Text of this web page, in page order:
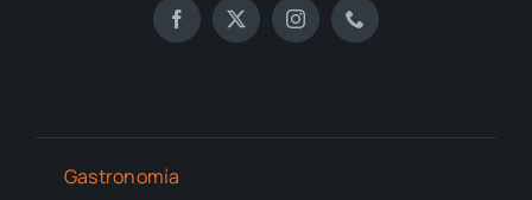
Gastronomía